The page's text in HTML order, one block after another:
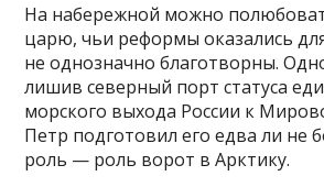
На набережной можно
царю, чьи реформы оказались
не однозначно благотворны.
лишив северный порт статуса
морского выхода России к
Петр подготовил его едва ли не
роль — роль ворот в Арктику.